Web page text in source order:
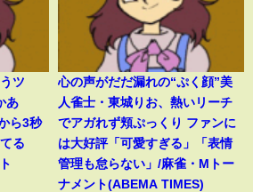
ツ
あ
ら3秒
る
心の声がだだ漏れの“ぷく顔”美
人雀士・東城りお、熱いリーチ
でアガれず頬ぷっくり ファンに
は大好評「可愛すぎる」「表情
管理も怠らない」/麻雀・Mトー
ナメント(ABEMA TIMES)